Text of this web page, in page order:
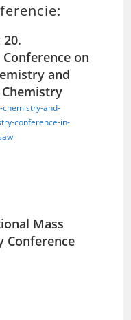
20.
on
and
and-
conference-in-
Mass
Conference